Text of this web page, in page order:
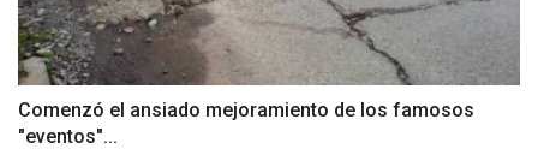
Comenzó el ansiado mejoramiento de los famosos
"eventos"...